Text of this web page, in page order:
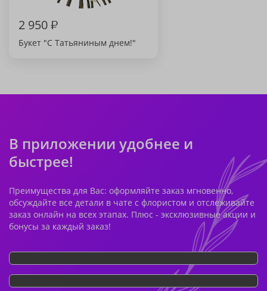
2 950₽
Букет "С Татьяниным днем!"
В приложении удобнее и
быстрее!
Преимущества для Вас: оформляйте заказ мгновенно,
обсуждайте все детали в чате с флористом и отслеживайте
заказ онлайн на всех этапах. Плюс - эксклюзивные акции и
бонусы за каждый заказ!